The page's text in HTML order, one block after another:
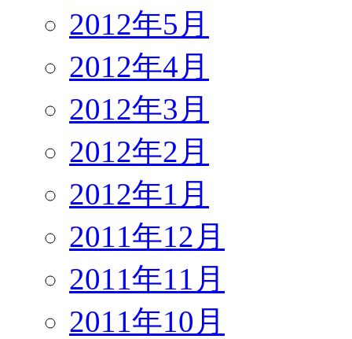
2012年5月
2012年4月
2012年3月
2012年2月
2012年1月
2011年12月
2011年11月
2011年10月